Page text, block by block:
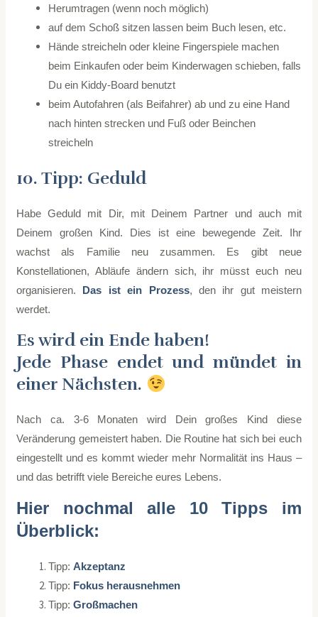
Herumtragen (wenn noch möglich)
auf dem Schoß sitzen lassen beim Buch lesen, etc.
Hände streicheln oder kleine Fingerspiele machen
beim Einkaufen oder beim Kinderwagen schieben, falls
Du ein Kiddy-Board benutzt
beim Autofahren (als Beifahrer) ab und zu eine Hand
nach hinten strecken und Fuß oder Beinchen
streicheln
10. Tipp: Geduld
Habe Geduld mit Dir, mit Deinem Partner und auch mit
Deinem großen Kind. Dies ist eine bewegende Zeit. Ihr
wachst als Familie neu zusammen. Es gibt neue
Konstellationen, Abläufe ändern sich, ihr müsst euch neu
organisieren. Das ist ein Prozess, den ihr gut meistern
werdet.
Es wird ein Ende haben!
Jede Phase endet und mündet in
einer Nächsten.
Nach ca. 3-6 Monaten wird Dein großes Kind diese
Veränderung gemeistert haben. Die Routine hat sich bei euch
eingestellt und es kommt wieder mehr Normalität ins Haus –
und das betrifft viele Bereiche eures Lebens.
Hier nochmal alle 10 Tipps im
Überblick:
Tipp:Akzeptanz
Tipp: Fokus herausnehmen
Tipp:Großmachen